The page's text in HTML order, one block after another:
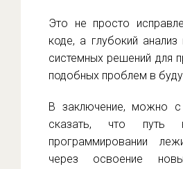
Это не просто
коде, а глубокий анализ
системных решений для
подобных проблем в
В заключение, можно с
сказать, что
программировании
через освоение